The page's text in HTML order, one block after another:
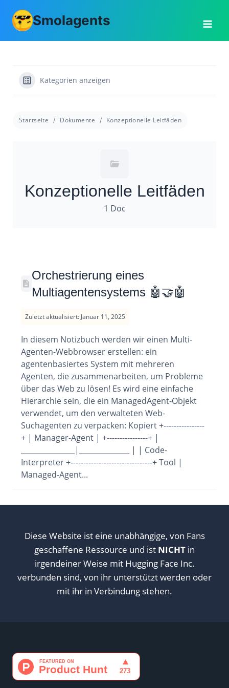
Inhalt
springen
Smolagents
Kategorien anzeigen
Startseite Dokumente Konzeptionelle Leitfäden
Konzeptionelle Leitfäden
1 Doc
Orchestrierung eines
Multiagentensystems 🤖🤝🤖
Zuletzt aktualisiert: Januar 11, 2025
In diesem Notizbuch werden wir einen Multi-
Agenten-Webbrowser erstellen: ein
agentenbasiertes System mit mehreren
Agenten, die zusammenarbeiten, um Probleme
über das Web zu lösen! Es wird eine einfache
Hierarchie sein, die ein ManagedAgent-Objekt
verwendet, um den verwalteten Web-
Suchagenten zu verpacken: Kopiert +----------------
+ | Manager-Agent | +----------------+ |
_______________|______________ | | Code-
Interpreter +--------------------------------+ Tool |
Managed-Agent...
Diese Website ist eine unabhängige, von Fans
geschaffene Ressource und ist NICHT in
irgendeiner Weise mit Hugging Face Inc.
verbunden sind, von ihr unterstützt werden oder
mit ihr in Verbindung stehen.